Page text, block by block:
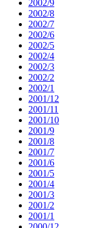
2002/9
2002/8
2002/7
2002/6
2002/5
2002/4
2002/3
2002/2
2002/1
2001/12
2001/11
2001/10
2001/9
2001/8
2001/7
2001/6
2001/5
2001/4
2001/3
2001/2
2001/1